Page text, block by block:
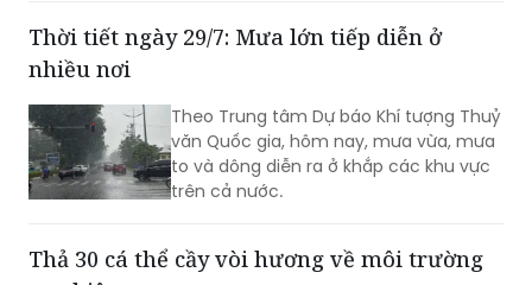
Thời tiết ngày 29/7: Mưa lớn tiếp diễn ở
nhiều nơi
Theo Trung tâm Dự báo Khí tượng Thuỷ
văn Quốc gia, hôm nay, mưa vừa, mưa
to và dông diễn ra ở khắp các khu vực
trên cả nước.
Thả 30 cá thể cầy vòi hương về môi trường